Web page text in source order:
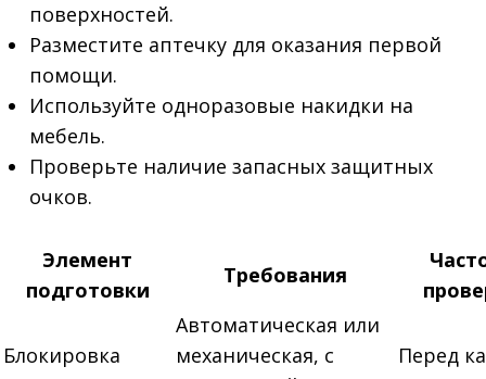
поверхностей.
Разместите аптечку для оказания первой
помощи.
Используйте одноразовые накидки на
мебель.
Проверьте наличие запасных защитных
очков.
Элемент
подготовки
Требования
Блокировка
Автоматическая или
механическая, с
Перед